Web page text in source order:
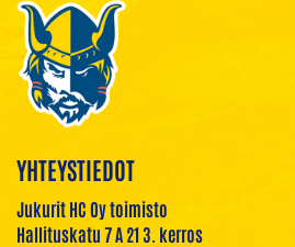
YHTEYSTIEDOT
Jukurit HC Oy toimisto
Hallituskatu 7 A 21 3. kerros